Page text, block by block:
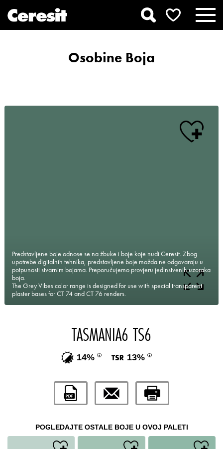
Osobine Boja
Predstavljene boje odnose se na žbuke i boje koje nudi Ceresit. Zbog
upotrebe digitalnih tehnika, predstavljene boje možda ne odgovaraju u
potpunosti stvarnim bojama. Preporučujemo provjeru jedinstvenih uzoraka
boja.
The Grey Vibes color range is designed for use with special transparent
plaster bases for CT 74 and CT 76 renders.
TASMANIA6 TS6
14% 13%
POGLEDAJTE OSTALE BOJE U OVOJ PALETI